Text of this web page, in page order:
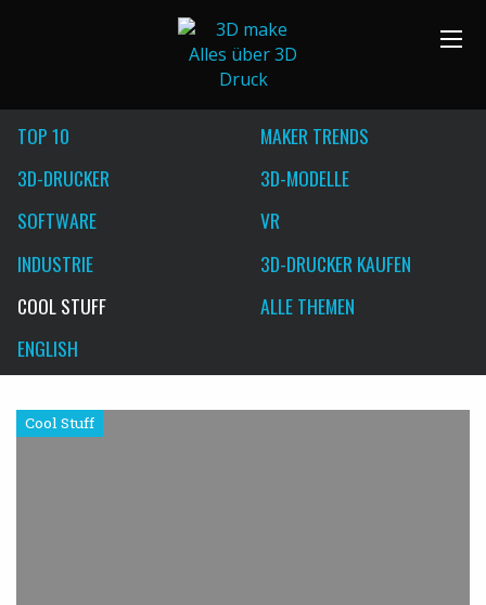
TOP 10
MAKER TRENDS
3D-DRUCKER
3D-MODELLE
SOFTWARE
VR
INDUSTRIE
3D-DRUCKER KAUFEN
COOL STUFF
ALLE THEMEN
ENGLISH
Cool Stuff